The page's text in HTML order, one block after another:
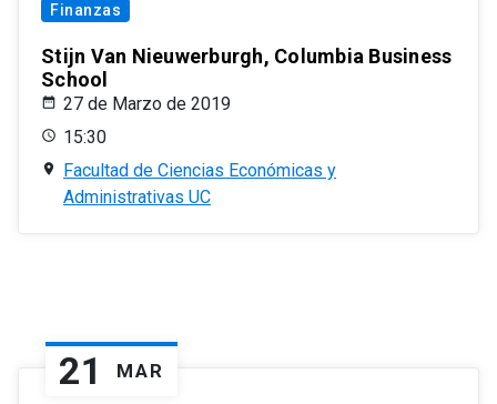
Finanzas
Stijn Van Nieuwerburgh, Columbia Business
School
27 de Marzo de 2019
15:30
Facultad de Ciencias Económicas y
Administrativas UC
21 MAR